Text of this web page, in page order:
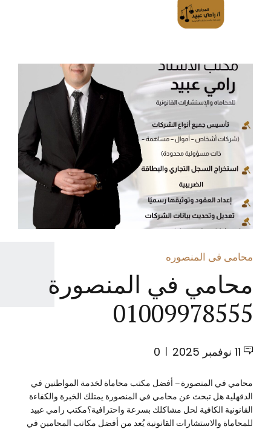
محامى فى المنصوره
محامي في المنصورة
01009978555
11 نوفمبر 2025 0
محامي في المنصورة – أفضل مكتب محاماة لخدمة المواطنين في
الدقهلية هل تبحث عن محامي في المنصورة يمتلك الخبرة والكفاءة
القانونية الكافية لحل مشاكلك بسرعة واحترافية؟مكتب رامي عبيد
للمحاماة والاستشارات القانونية يُعد من أفضل مكاتب المحامين في